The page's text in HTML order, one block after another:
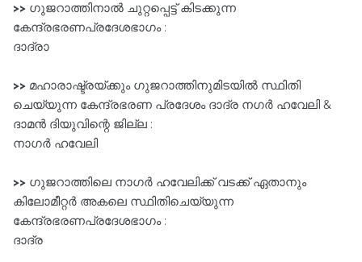
>> ഗുജറാത്തിനാൽ ചുറ്റപ്പെട്ട്‌ കിടക്കുന്ന
കേന്ദ്രഭരണപ്രദേശഭാഗം :
ദാദ്രാ
>> മഹാരാഷ്ട്രയ്ക്കും ഗുജറാത്തിനുമിടയിൽ സ്ഥിതി
ചെയ്യുന്ന കേന്ദ്രഭരണ പ്രദേശം ദാദ്ര നഗർ ഹവേലി &
ദാമൻ ദിയുവിന്റെ ജില്ല :
നാഗർ ഹവേലി
>> ഗുജറാത്തിലെ നാഗർ ഹവേലിക്ക്‌ വടക്ക്‌ ഏതാനും
കിലോമീറ്റർ അകലെ സ്ഥിതിചെയ്യുന്ന
കേന്ദ്രഭരണപ്രദേശഭാഗം :
ദാദ്ര